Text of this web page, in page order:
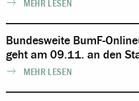
MEHR LESEN
Bundesweite BumF-
geht am 09.11. an den
MEHR LESEN